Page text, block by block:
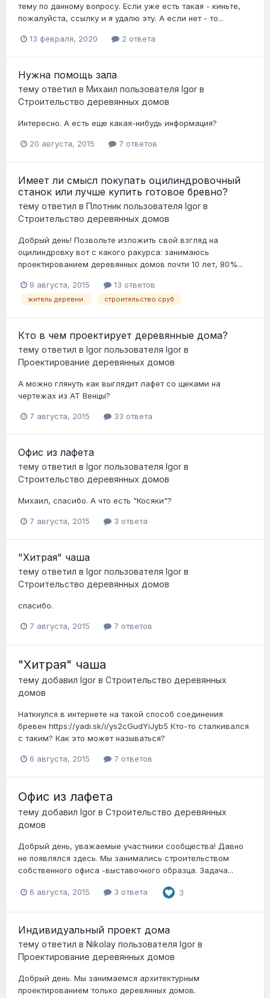
тему по данному вопросу. Если уже есть такая - киньте,
пожалуйста, ссылку и я удалю эту. А если нет - то...
13 февраля, 2020 2 ответа
Нужна помощь зала
тему ответил в Михаил пользователя Igor в
Строительство деревянных домов
Интересно. А есть еще какая-нибудь информация?
20 августа, 2015 7 ответов
Имеет ли смысл покупать оцилиндровочный
станок или лучше купить готовое бревно?
тему ответил в Плотник пользователя Igor в
Строительство деревянных домов
Добрый день! Позвольте изложить свой взгляд на
оцилиндровку вот с какого ракурса: занимаюсь
проектированием деревянных домов почти 10 лет, 80%...
9 августа, 2015 13 ответов
житель деревни. строительство сруб
Кто в чем проектирует деревянные дома?
тему ответил в Igor пользователя Igor в
Проектирование деревянных домов
А можно глянуть как выглядит лафет со щеками на
чертежах из АТ Венцы?
7 августа, 2015 33 ответа
Офис из лафета
тему ответил в Igor пользователя Igor в
Строительство деревянных домов
Михаил, спасибо. А что есть "Косяки"?
7 августа, 2015 3 ответа
"Хитрая" чаша
тему ответил в Igor пользователя Igor в
Строительство деревянных домов
спасибо.
7 августа, 2015 7 ответов
"Хитрая" чаша
тему добавил Igor в Строительство деревянных
домов
Наткнулся в интернете на такой способ соединения
бревен https://yadi.sk/i/ys2cGudYiJyb5 Кто-то сталкивался
с таким? Как это может называться?
6 августа, 2015 7 ответов
Офис из лафета
тему добавил Igor в Строительство деревянных
домов
Добрый день, уважаемые участники сообщества! Давно
не появлялся здесь. Мы занимались строительством
собственного офиса -выставочного образца. Задача...
6 августа, 2015 3 ответа 3
Индивидуальный проект дома
тему ответил в Nikolay пользователя Igor в
Проектирование деревянных домов
Добрый день. Мы занимаемся архитектурным
проектированием только деревянных домов.